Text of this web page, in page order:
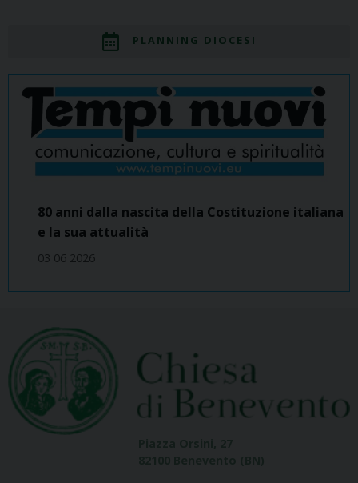
PLANNING DIOCESI
80 anni dalla nascita della Costituzione italiana
e la sua attualità
03 06 2026